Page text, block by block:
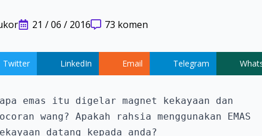
21 / 06 / 2016 73 komen
Twitter LinkedIn Email Telegram
emas itu digelar magnet kekayaan dan
wang? Apakah rahsia menggunakan EMAS
datang kepada anda?